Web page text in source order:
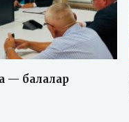
— балалар